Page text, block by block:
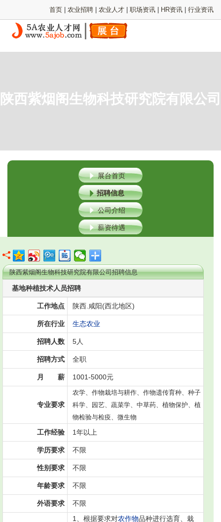
首页 农业招聘 农业人才 职场资讯 HR资讯 行业资讯
陕西紫烟阁生物科技研究院有限公司
展台首页
招聘信息
公司介绍
薪资待遇
陕西紫烟阁生物科技研究院有限公司招聘信息
基地种植技术人员招聘
工作地点 陕西.咸阳(西北地区)
所在行业 生态农业
招聘人数 5人
招聘方式 全职
月 薪 1001-5000元
专业要求
农学、作物栽培与耕作、作物遗传育种、种子
科学、园艺、蔬菜学、中草药、植物保护、植
物检验与检疫、微生物
工作经验 1年以上
学历要求 不限
性别要求 不限
年龄要求 不限
外语要求 不限
1、根据要求对农作物品种进行选育、栽